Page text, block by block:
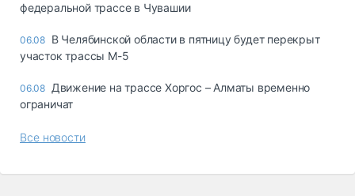
федеральной трассе в Чувашии
06.08 В Челябинской области в пятницу будет перекрыт
участок трассы М-5
06.08 Движение на трассе Хоргос – Алматы временно
ограничат
Все новости